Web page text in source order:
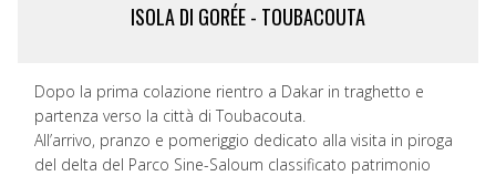
ISOLA DI GORÉE - TOUBACOUTA
Dopo la prima colazione rientro a Dakar in traghetto e
partenza verso la città di Toubacouta.
All’arrivo, pranzo e pomeriggio dedicato alla visita in piroga
del delta del Parco Sine-Saloum classificato patrimonio